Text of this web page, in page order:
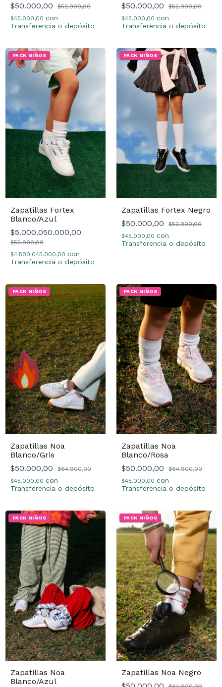
$50.000,00
$52.900,00
$45.000,00 con
Transferencia o depósito
$50.000,00
$52.900,00
$45.000,00 con
Transferencia o depósito
PACK NIÑOS
Zapatillas Fortex
Blanco/Azul
$5.000.050.000,00
$52.900,00
$4.500.045.000,00 con
Transferencia o depósito
PACK NIÑOS
Zapatillas Fortex Negro
$50.000,00
$52.900,00
$45.000,00 con
Transferencia o depósito
PACK NIÑOS
Zapatillas Noa
Blanco/Gris
$50.000,00
$64.900,00
$45.000,00 con
Transferencia o depósito
PACK NIÑOS
Zapatillas Noa
Blanco/Rosa
$50.000,00
$64.900,00
$45.000,00 con
Transferencia o depósito
PACK NIÑOS
Zapatillas Noa
Blanco/Azul
PACK NIÑOS
Zapatillas Noa Negro